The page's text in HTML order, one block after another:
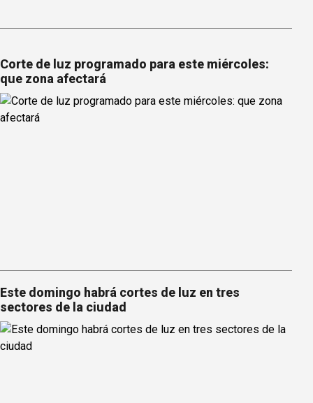
Corte de luz programado para este miércoles:
que zona afectará
Este domingo habrá cortes de luz en tres
sectores de la ciudad